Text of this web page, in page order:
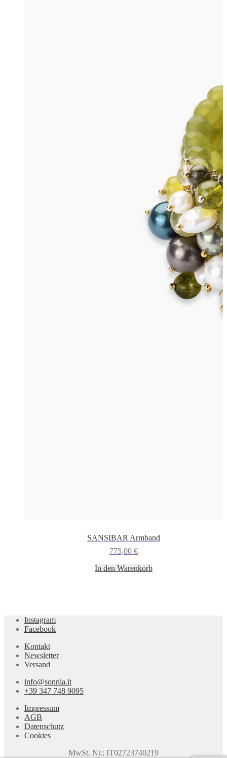
SANSIBAR Armband
775,00 €
In den Warenkorb
Instagram
Facebook
Kontakt
Newsletter
Versand
info@sonnia.it
+39 347 748 9095
Impressum
AGB
Datenschutz
Cookies
MwSt. Nr.: IT02723740219